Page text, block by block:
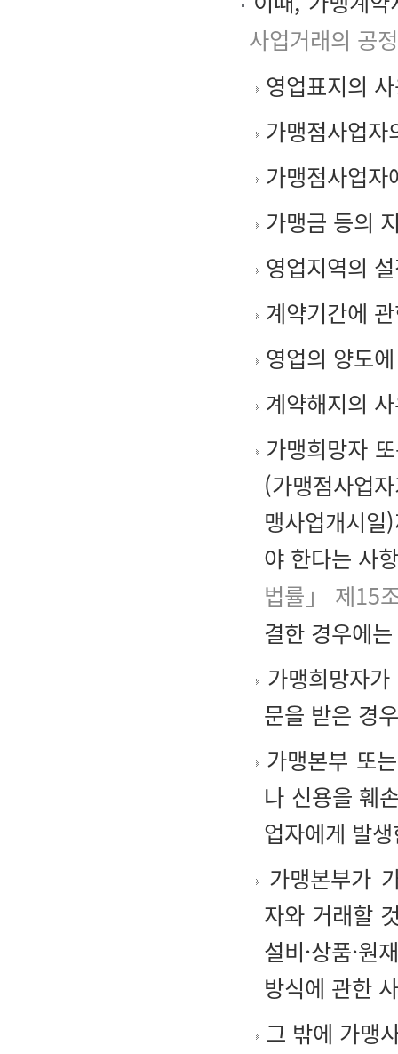
사업거래의 공
영업표지의
가맹점사업
가맹점사업자
가맹금 등의
영업지역의
계약기간에
영업의 양도
계약해지의
가맹희망자
(가맹점사업
맹사업개시
야 한다는 사
법률」 제15
결한 경우에
가맹희망자
문을 받은 경
가맹본부 또
나 신용을 훼
업자에게 발
가맹본부가
자와 거래할
설비·상품·원
방식에 관한
그 밖에 가맹